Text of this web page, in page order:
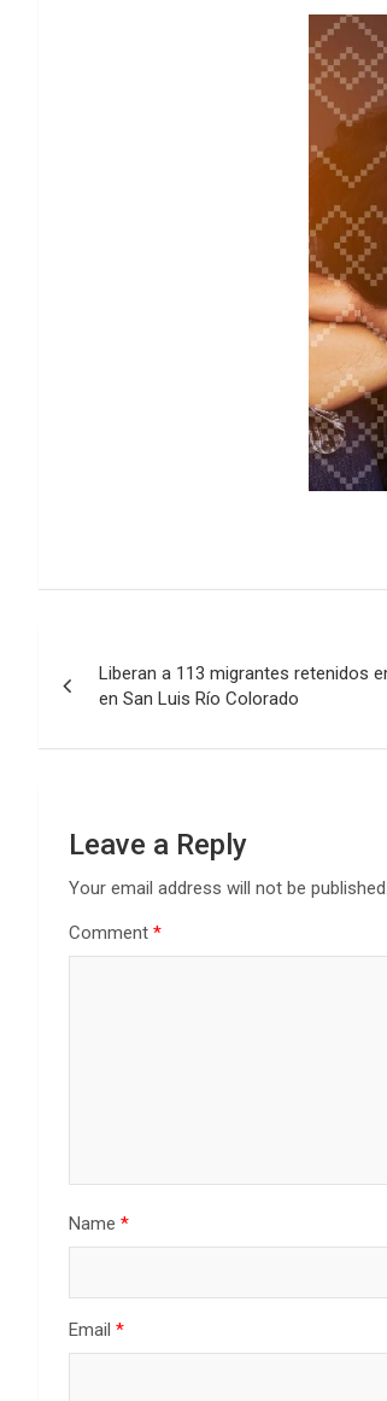
navigation
Liberan a 113 migrantes retenidos
en San Luis Río Colorado
Leave a Reply
Your email address will not be published.
Comment *
Name *
Email *